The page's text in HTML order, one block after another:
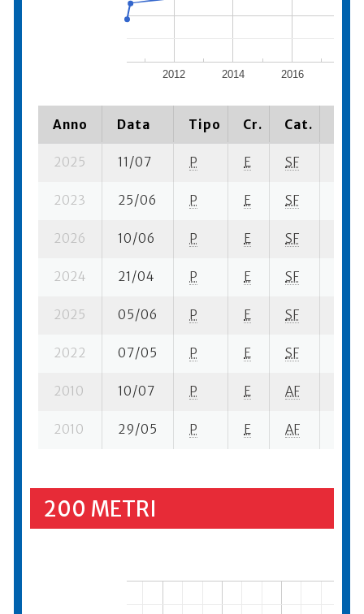
2012 2014 2016
Anno Data Tipo Cr. Cat.
2025 11/07 P E SF
2023 25/06 P E SF
2026 10/06 P E SF
2024 21/04 P E SF
2025 05/06 P E SF
2022 07/05 P E SF
2010 10/07 P E AF
2010 29/05 P E AF
200 METRI